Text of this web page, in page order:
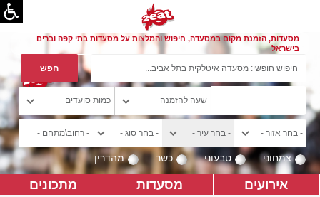
מסעדות, הזמנת מקום במסעדה, חיפוש והמלצות על מסעדות בתי קפה וברים
בישראל
צמחוני טבעוני כשר מהדרין
אירועים מסעדות מתכונים